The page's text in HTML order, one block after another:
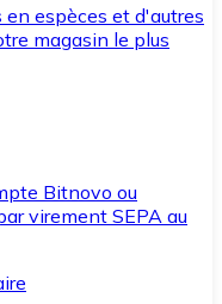
espèces et d'autres
magasin le plus
Bitnovo ou
virement SEPA au